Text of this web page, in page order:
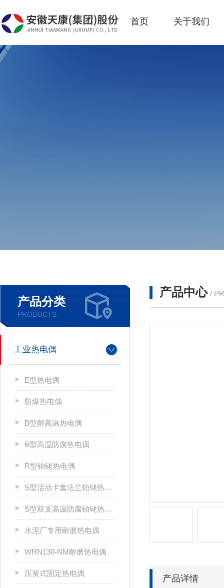
首页 关于我们
产品分类
PRODUCTS
工业热电偶
E型热电偶
防爆热电偶
B型耐高温热电偶
B型高温防腐热电偶
R型铂铑热电偶
S型活动卡套法兰铂铑热电偶
S型双支高温防腐铂铑热电偶
水泥厂专用耐磨热电偶
WRN130-NM耐磨热电偶
压簧式固定热电偶
产品中心 /
产品详情